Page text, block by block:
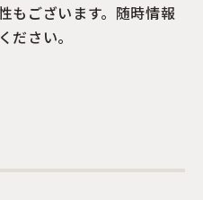
もございます。随時情報
ださい。